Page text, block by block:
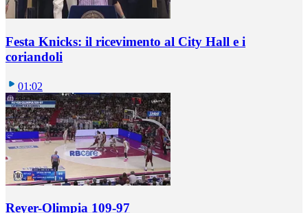
Festa Knicks: il ricevimento al City Hall e i
coriandoli
01:02
Reyer-Olimpia 109-97